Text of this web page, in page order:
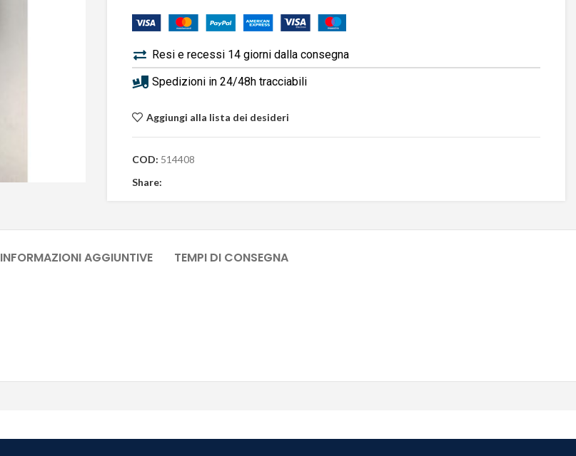
Resi e recessi 14 giorni dalla consegna
Spedizioni in 24/48h tracciabili
Aggiungi alla lista dei desideri
COD: 514408
Share:
INFORMAZIONI AGGIUNTIVE TEMPI DI CONSEGNA